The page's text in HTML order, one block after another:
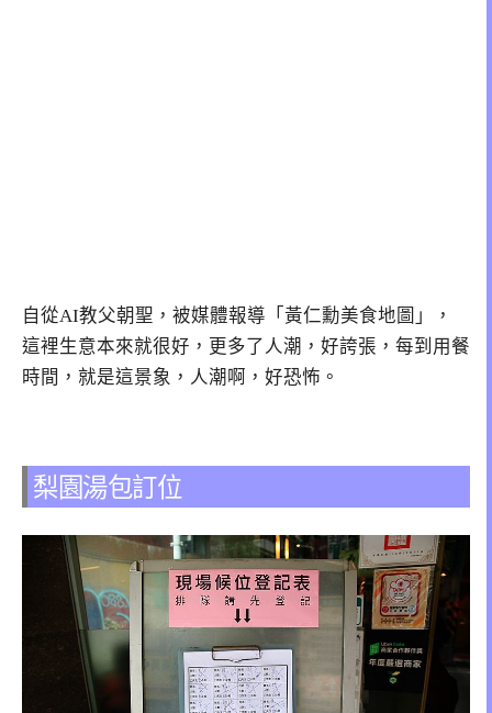
自從AI教父朝聖，被媒體報導「黃仁勳美食地圖」，
這裡生意本來就很好，更多了人潮，好誇張，每到用餐
時間，就是這景象，人潮啊，好恐怖。
梨園湯包訂位